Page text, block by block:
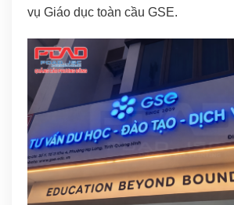
vụ Giáo dục toàn cầu GSE.